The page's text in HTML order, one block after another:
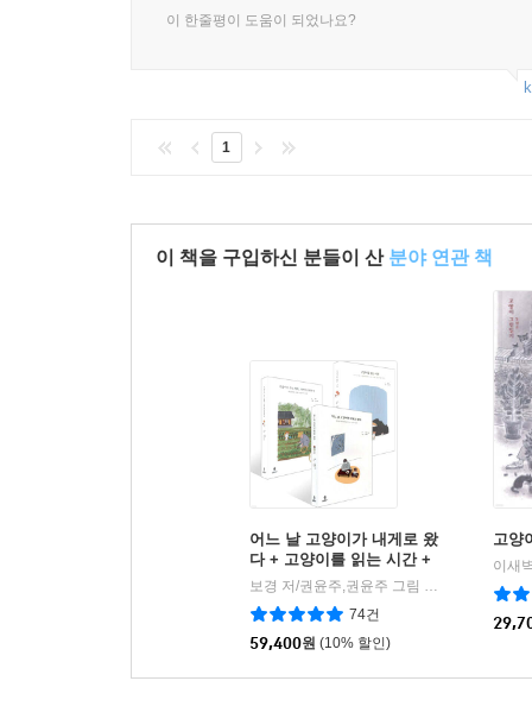
이 한줄평이 도움이 되었나요?
1
이 책을 구입하신 분들이 산 분야 연관 책
어느 날 고양이가 내게로 왔
다 + 고양이를 읽는 시간 +
고양이가 주는 행복, 기쁘게
보경 저/권윤주,권윤주 그림 | 불광출판사
74건
59,400원 (10% 할인)
고양
이새